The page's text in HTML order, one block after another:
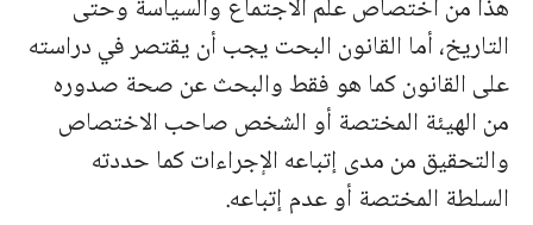
هذا من اختصاص علم الاجتماع والسياسة وحتى
التاريخ، أما القانون البحت يجب أن يقتصر في دراسته
على القانون كما هو فقط والبحث عن صحة صدوره
من الهيئة المختصة أو الشخص صاحب الاختصاص
والتحقيق من مدى إتباعه الإجراءات كما حددته
السلطة المختصة أو عدم إتباعه.